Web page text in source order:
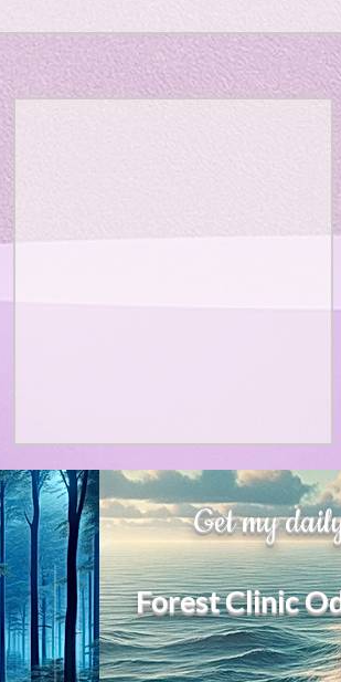
ジョ
Title: Death Affirmation as
a Generator of Mental
Vitality
AbstractThis paper argues
that “death affirmation” is
fundamentally different from
the classical psychological
Get my
Forest Clinic